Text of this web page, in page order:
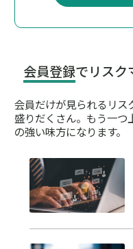
会員登録でリスク
会員だけが見られるリス
盛りだくさん。 もう一つ
の強い味方になります。